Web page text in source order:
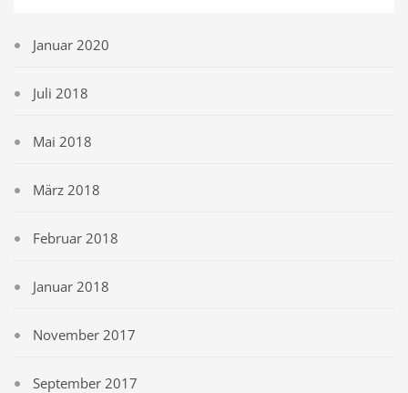
Januar 2020
Juli 2018
Mai 2018
März 2018
Februar 2018
Januar 2018
November 2017
September 2017